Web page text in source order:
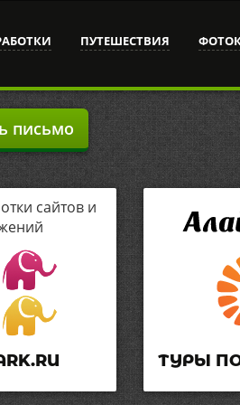
ПУТЕШЕСТВИЯ
письмо
сайтов и
ТУРЫ